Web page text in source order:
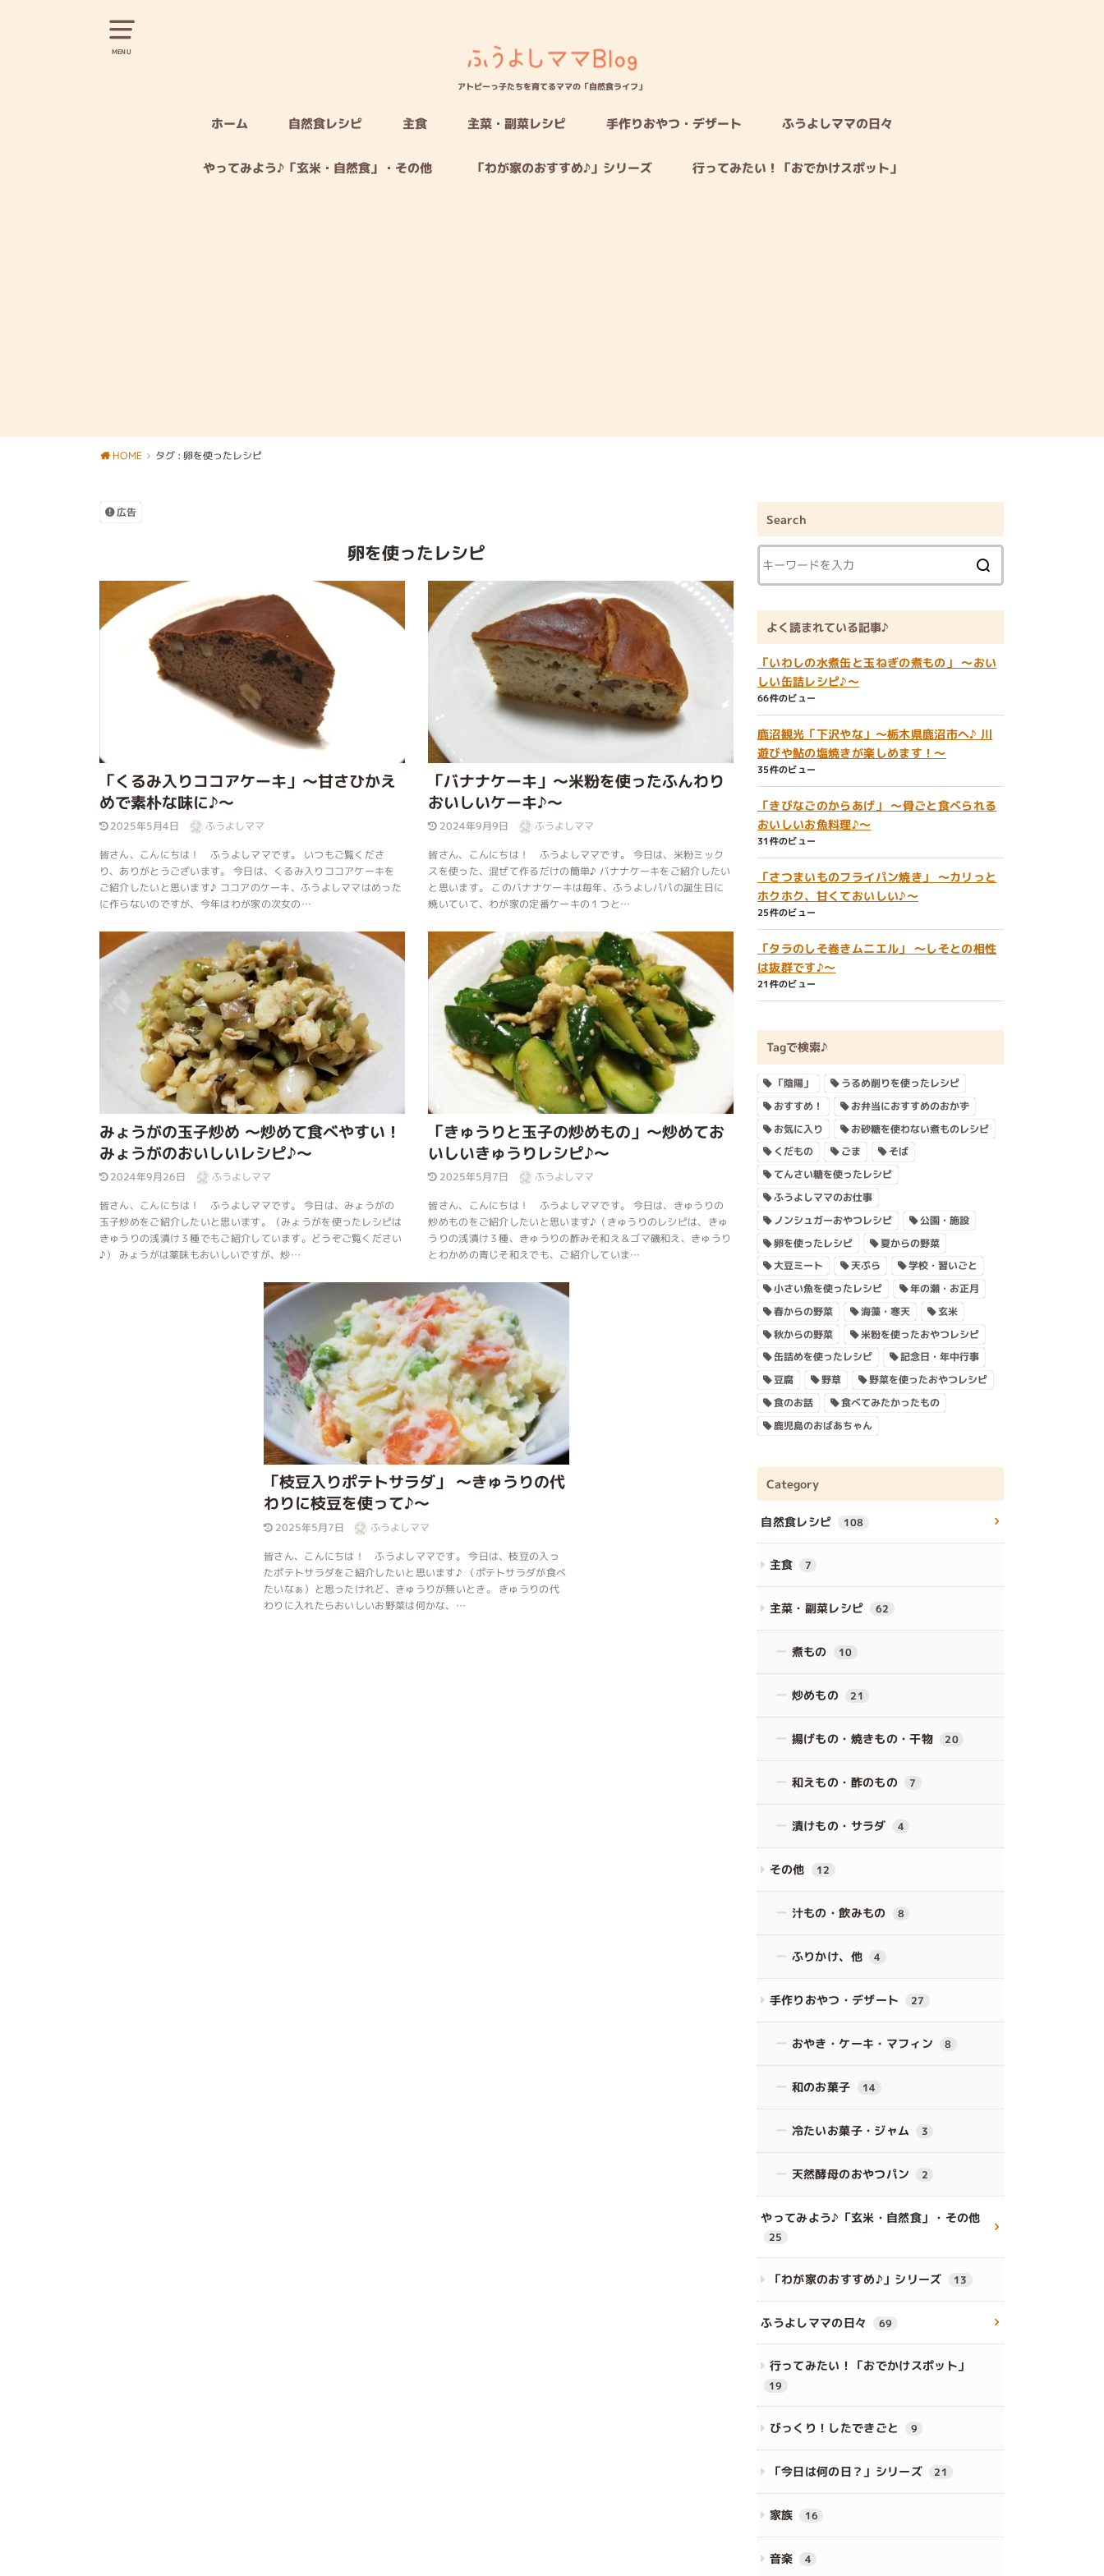
MENU
アトピーっ子たちを育てるママの「自然食ライフ」
ホーム 自然食レシピ 主食 主菜・副菜レシピ 手作りおやつ・デザート ふうよしママの日々
やってみよう♪「玄米・自然食」・その他 「わが家のおすすめ♪」シリーズ 行ってみたい！「おでかけスポット」
HOME タグ : 卵を使ったレシピ
広告
卵を使ったレシピ
「くるみ入りココアケーキ」～甘さひかえ
めで素朴な味に♪～
2025年5月4日 ふうよしママ
皆さん、こんにちは！ ふうよしママです。 いつもご覧くださ
り、ありがとうございます。 今日は、くるみ入りココアケーキを
ご紹介したいと思います♪ ココアのケーキ、ふうよしママはめった
に作らないのですが、今年はわが家の次女の…
「バナナケーキ」～米粉を使ったふんわり
おいしいケーキ♪～
2024年9月9日 ふうよしママ
皆さん、こんにちは！ ふうよしママです。 今日は、米粉ミック
スを使った、混ぜて作るだけの簡単♪ バナナケーキをご紹介したい
と思います。 このバナナケーキは毎年、ふうよしパパの誕生日に
焼いていて、わが家の定番ケーキの１つと…
みょうがの玉子炒め ～炒めて食べやすい！
みょうがのおいしいレシピ♪～
2024年9月26日 ふうよしママ
皆さん、こんにちは！ ふうよしママです。 今日は、みょうがの
玉子炒めをご紹介したいと思います。（みょうがを使ったレシピは
きゅうりの浅漬け３種でもご紹介しています。どうぞご覧ください
♪） みょうがは薬味もおいしいですが、炒…
「きゅうりと玉子の炒めもの」～炒めてお
いしいきゅうりレシピ♪～
2025年5月7日 ふうよしママ
皆さん、こんにちは！ ふうよしママです。 今日は、きゅうりの
炒めものをご紹介したいと思います♪（きゅうりのレシピは、きゅ
うりの浅漬け３種、きゅうりの酢みそ和え＆ゴマ磯和え、きゅうり
とわかめの青じそ和えでも、ご紹介していま…
「枝豆入りポテトサラダ」 ～きゅうりの代
わりに枝豆を使って♪～
2025年5月7日 ふうよしママ
皆さん、こんにちは！ ふうよしママです。 今日は、枝豆の入っ
たポテトサラダをご紹介したいと思います♪ （ポテトサラダが食べ
たいなぁ）と思ったけれど、きゅうりが無いとき。 きゅうりの代
わりに入れたらおいしいお野菜は何かな、…
Search
よく読まれている記事♪
「いわしの水煮缶と玉ねぎの煮もの」 ～おい
しい缶詰レシピ♪～
66件のビュー
鹿沼観光「下沢やな」～栃木県鹿沼市へ♪ 川
遊びや鮎の塩焼きが楽しめます！～
35件のビュー
「きびなごのからあげ」 ～骨ごと食べられる
おいしいお魚料理♪～
31件のビュー
「さつまいものフライパン焼き」 ～カリっと
ホクホク、甘くておいしい♪～
25件のビュー
「タラのしそ巻きムニエル」 ～しそとの相性
は抜群です♪～
21件のビュー
Tagで検索♪
「陰陽」
うるめ削りを使ったレシピ
おすすめ！
お弁当におすすめのおかず
お気に入り
お砂糖を使わない煮ものレシピ
くだもの
ごま
そば
てんさい糖を使ったレシピ
ふうよしママのお仕事
ノンシュガーおやつレシピ
公園・施設
卵を使ったレシピ
夏からの野菜
大豆ミート
天ぷら
学校・習いごと
小さい魚を使ったレシピ
年の瀬・お正月
春からの野菜
海藻・寒天
玄米
秋からの野菜
米粉を使ったおやつレシピ
缶詰めを使ったレシピ
記念日・年中行事
豆腐
野草
野菜を使ったおやつレシピ
食のお話
食べてみたかったもの
鹿児島のおばあちゃん
Category
自然食レシピ 108
主食 7
主菜・副菜レシピ 62
煮もの 10
炒めもの 21
揚げもの・焼きもの・干物 20
和えもの・酢のもの 7
漬けもの・サラダ 4
その他 12
汁もの・飲みもの 8
ふりかけ、他 4
手作りおやつ・デザート 27
おやき・ケーキ・マフィン 8
和のお菓子 14
冷たいお菓子・ジャム 3
天然酵母のおやつパン 2
やってみよう♪「玄米・自然食」・その他
25
「わが家のおすすめ♪」シリーズ 13
ふうよしママの日々 69
行ってみたい！「おでかけスポット」
19
びっくり！したできごと 9
「今日は何の日？」シリーズ 21
家族 16
音楽 4